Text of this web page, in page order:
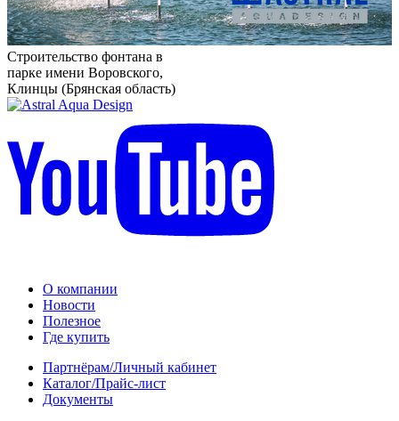
Строительство фонтана в
парке имени Воровского,
Клинцы (Брянская область)
О компании
Новости
Полезное
Где купить
Партнёрам/Личный кабинет
Каталог/Прайс-лист
Документы